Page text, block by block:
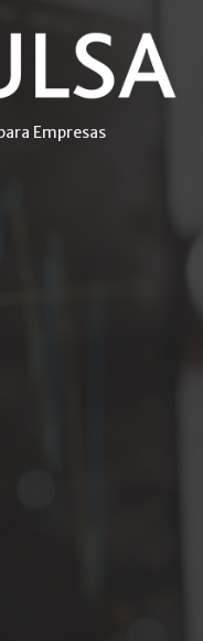
Empresas